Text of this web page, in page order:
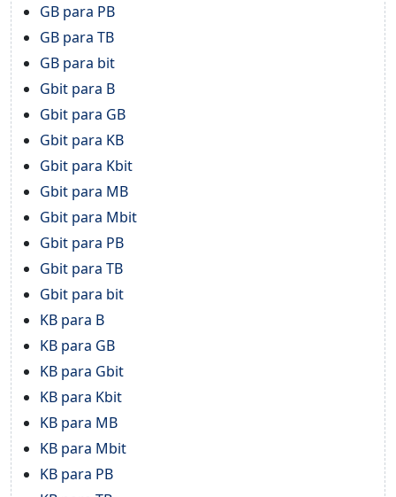
GB para PB
GB para TB
GB para bit
Gbit para B
Gbit para GB
Gbit para KB
Gbit para Kbit
Gbit para MB
Gbit para Mbit
Gbit para PB
Gbit para TB
Gbit para bit
KB para B
KB para GB
KB para Gbit
KB para Kbit
KB para MB
KB para Mbit
KB para PB